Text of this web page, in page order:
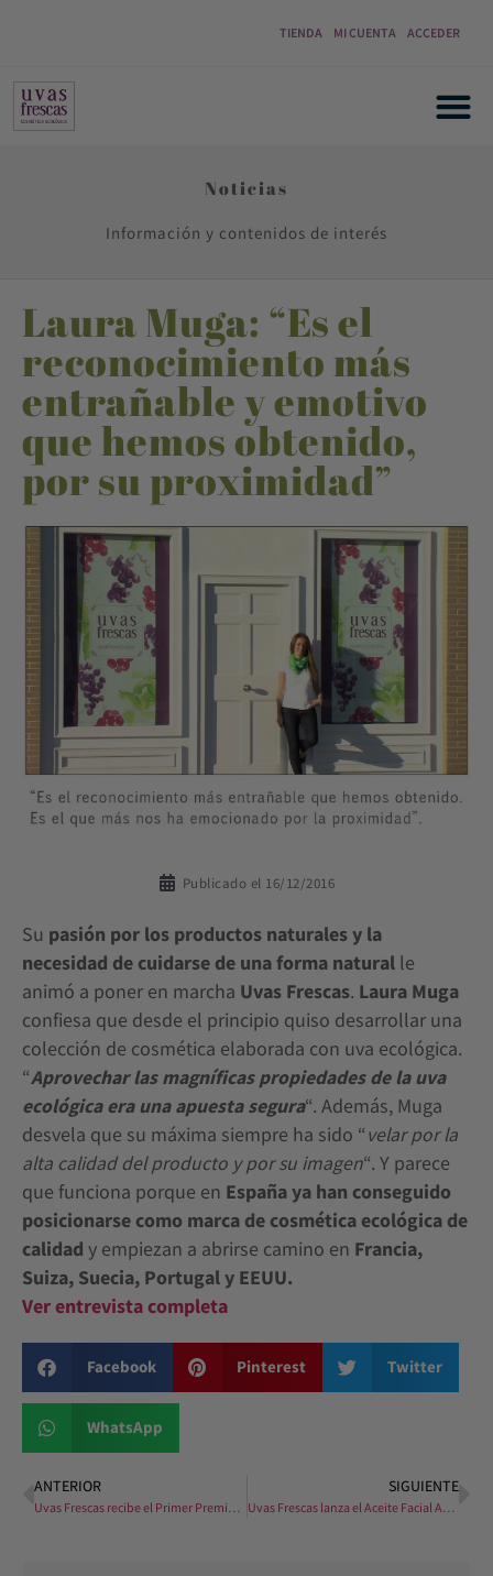
TIENDA MI CUENTA ACCEDER
Noticias
Información y contenidos de interés
Laura Muga: “Es el
reconocimiento más
entrañable y emotivo
que hemos obtenido,
por su proximidad”
Publicado el 16/12/2016
Su pasión por los productos naturales y la
necesidad de cuidarse de una forma natural le
animó a poner en marcha Uvas Frescas. Laura Muga
confiesa que desde el principio quiso desarrollar una
colección de cosmética elaborada con uva ecológica.
“Aprovechar las magníficas propiedades de la uva
ecológica era una apuesta segura“. Además, Muga
desvela que su máxima siempre ha sido “velar por la
alta calidad del producto y por su imagen“. Y parece
que funciona porque en España ya han conseguido
posicionarse como marca de cosmética ecológica de
calidad y empiezan a abrirse camino en Francia,
Suiza, Suecia, Portugal y EEUU.
Ver entrevista completa
Facebook Pinterest Twitter
WhatsApp
ANTERIOR SIGUIENTE